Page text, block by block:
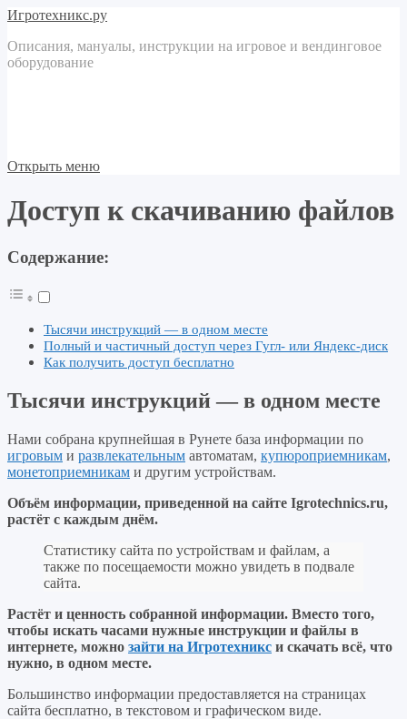
Игротехникс.ру
Описания, мануалы, инструкции на игровое и вендинговое
оборудование
Открыть меню
Доступ к скачиванию файлов
Содержание:
Тысячи инструкций — в одном месте
Полный и частичный доступ через Гугл- или Яндекс-диск
Как получить доступ бесплатно
Тысячи инструкций — в одном месте
Нами собрана крупнейшая в Рунете база информации по
игровым и развлекательным автоматам, купюроприемникам,
монетоприемникам и другим устройствам.
Объём информации, приведенной на сайте Igrotechnics.ru,
растёт с каждым днём.
Статистику сайта по устройствам и файлам, а
также по посещаемости можно увидеть в подвале
сайта.
Растёт и ценность собранной информации. Вместо того,
чтобы искать часами нужные инструкции и файлы в
интернете, можно зайти на Игротехникс и скачать всё, что
нужно, в одном месте.
Большинство информации предоставляется на страницах
сайта бесплатно, в текстовом и графическом виде.